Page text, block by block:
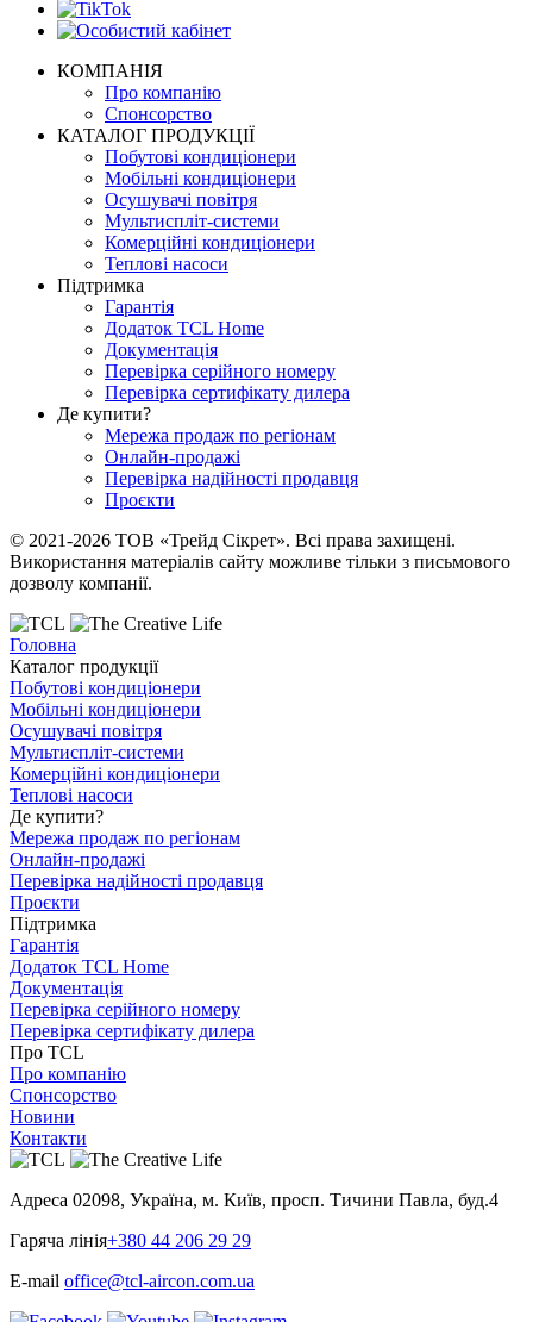
КОМПАНІЯ
Про компанію
Спонсорство
КАТАЛОГ ПРОДУКЦІЇ
Побутові кондиціонери
Мобільні кондиціонери
Осушувачі повітря
Мультиспліт-системи
Комерційні кондиціонери
Теплові насоси
Підтримка
Гарантія
Додаток TCL Home
Документація
Перевірка серійного номеру
Перевірка сертифікату дилера
Де купити?
Мережа продаж по регіонам
Онлайн-продажі
Перевірка надійності продавця
Проєкти
© 2021-2026 ТОВ «Трейд Сікрет». Всі права захищені.
Використання матеріалів сайту можливе тільки з письмового
дозволу компанії.
Головна
Каталог продукції
Побутові кондиціонери
Мобільні кондиціонери
Осушувачі повітря
Мультиспліт-системи
Комерційні кондиціонери
Теплові насоси
Де купити?
Мережа продаж по регіонам
Онлайн-продажі
Перевірка надійності продавця
Проєкти
Підтримка
Гарантія
Додаток TCL Home
Документація
Перевірка серійного номеру
Перевірка сертифікату дилера
Про TCL
Про компанію
Спонсорство
Новини
Контакти
Адреса 02098, Україна, м. Київ, просп. Тичини Павла, буд.4
Гаряча лінія+380 44 206 29 29
E-mail office@tcl-aircon.com.ua